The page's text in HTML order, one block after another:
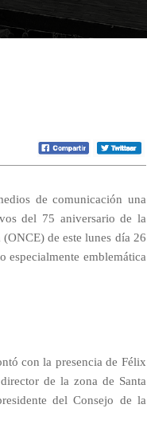
de comunicación una
del 75 aniversario de la
de este lunes día 26
especialmente emblemática
con la presencia de Félix
de la zona de Santa
del Consejo de la